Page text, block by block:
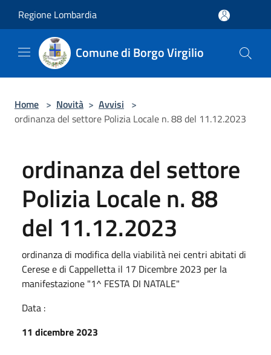
Regione Lombardia
Comune di Borgo Virgilio
Home > Novità > Avvisi >
ordinanza del settore Polizia Locale n. 88 del 11.12.2023
ordinanza del settore
Polizia Locale n. 88
del 11.12.2023
ordinanza di modifica della viabilità nei centri abitati di
Cerese e di Cappelletta il 17 Dicembre 2023 per la
manifestazione "1^ FESTA DI NATALE"
Data :
11 dicembre 2023